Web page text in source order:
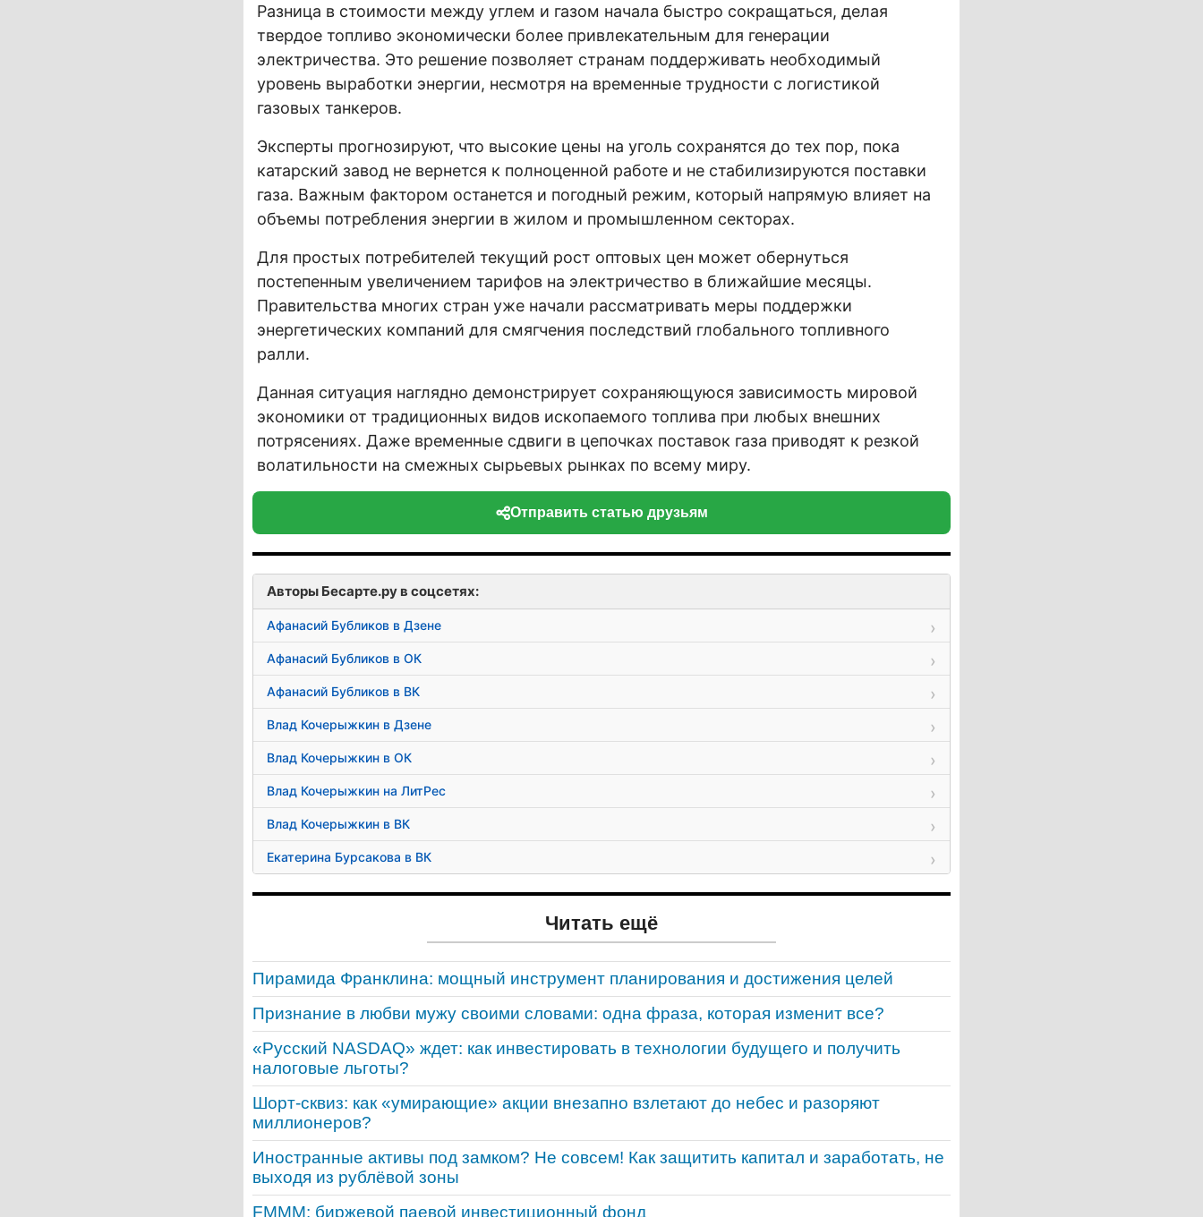
Разница в стоимости между углем и газом начала быстро сокращаться, делая
твердое топливо экономически более привлекательным для генерации
электричества. Это решение позволяет странам поддерживать необходимый
уровень выработки энергии, несмотря на временные трудности с логистикой
газовых танкеров.
Эксперты прогнозируют, что высокие цены на уголь сохранятся до тех пор, пока
катарский завод не вернется к полноценной работе и не стабилизируются поставки
газа. Важным фактором останется и погодный режим, который напрямую влияет на
объемы потребления энергии в жилом и промышленном секторах.
Для простых потребителей текущий рост оптовых цен может обернуться
постепенным увеличением тарифов на электричество в ближайшие месяцы.
Правительства многих стран уже начали рассматривать меры поддержки
энергетических компаний для смягчения последствий глобального топливного
ралли.
Данная ситуация наглядно демонстрирует сохраняющуюся зависимость мировой
экономики от традиционных видов ископаемого топлива при любых внешних
потрясениях. Даже временные сдвиги в цепочках поставок газа приводят к резкой
волатильности на смежных сырьевых рынках по всему миру.
Отправить статью друзьям
Авторы Бесарте.ру в соцсетях:
Афанасий Бубликов в Дзене
Афанасий Бубликов в ОК
Афанасий Бубликов в ВК
Влад Кочерыжкин в Дзене
Влад Кочерыжкин в ОК
Влад Кочерыжкин на ЛитРес
Влад Кочерыжкин в ВК
Екатерина Бурсакова в ВК
Читать ещё
Пирамида Франклина: мощный инструмент планирования и достижения целей
Признание в любви мужу своими словами: одна фраза, которая изменит все?
«Русский NASDAQ» ждет: как инвестировать в технологии будущего и получить
налоговые льготы?
Шорт-сквиз: как «умирающие» акции внезапно взлетают до небес и разоряют
миллионеров?
Иностранные активы под замком? Не совсем! Как защитить капитал и заработать, не
выходя из рублёвой зоны
FMMM: биржевой паевой инвестиционный фонд